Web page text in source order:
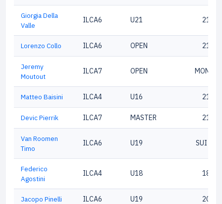
Giorgia Della
Valle
ILCA6 U21
Lorenzo Collo ILCA6 OPEN
Jeremy
Moutout
ILCA7 OPEN
Matteo Baisini ILCA4 U16
Devic Pierrik ILCA7 MASTER
Van Roomen
Timo
ILCA6 U19 SUI
Federico
Agostini
ILCA4 U18
Jacopo Pinelli ILCA6 U19